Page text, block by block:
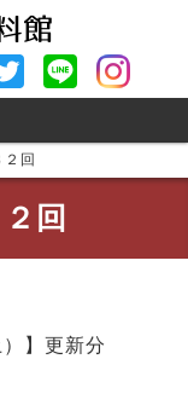
Twitter Line
回
回
】更新分